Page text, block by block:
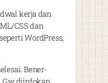
kerja dan
CSS dan
WordPress,
Bener-